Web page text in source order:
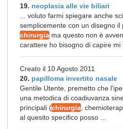
19. neoplasia alle vie biliari
... voluto farmi spiegare anche
semplicemente con un disegno il
chirurgia ma questo non è
carattere ho bisogno di capire mi
Creato il 10 Agosto 2011
20. papilloma invertito nasale
Gentile Utente, premetto che
una metodica di coadiuvanza
principali (chirurgia ,
al quesito specifico posso ...